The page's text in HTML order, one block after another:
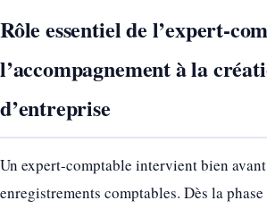
Rôle essentiel de l’expert-
l’accompagnement à la
d’entreprise
Un expert-comptable intervient bien
enregistrements comptables. Dès la